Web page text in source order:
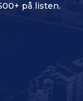
på listen.